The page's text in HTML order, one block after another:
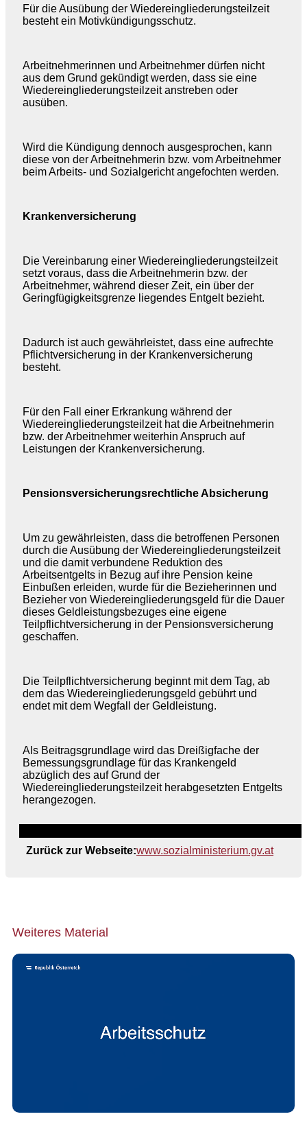
Für die Ausübung der Wiedereingliederungsteilzeit
besteht ein Motivkündigungsschutz.
Arbeitnehmerinnen und Arbeitnehmer dürfen nicht
aus dem Grund gekündigt werden, dass sie eine
Wiedereingliederungsteilzeit anstreben oder
ausüben.
Wird die Kündigung dennoch ausgesprochen, kann
diese von der Arbeitnehmerin bzw. vom Arbeitnehmer
beim Arbeits- und Sozialgericht angefochten werden.
Krankenversicherung
Die Vereinbarung einer Wiedereingliederungsteilzeit
setzt voraus, dass die Arbeitnehmerin bzw. der
Arbeitnehmer, während dieser Zeit, ein über der
Geringfügigkeitsgrenze liegendes Entgelt bezieht.
Dadurch ist auch gewährleistet, dass eine aufrechte
Pflichtversicherung in der Krankenversicherung
besteht.
Für den Fall einer Erkrankung während der
Wiedereingliederungsteilzeit hat die Arbeitnehmerin
bzw. der Arbeitnehmer weiterhin Anspruch auf
Leistungen der Krankenversicherung.
Pensionsversicherungsrechtliche Absicherung
Um zu gewährleisten, dass die betroffenen Personen
durch die Ausübung der Wiedereingliederungsteilzeit
und die damit verbundene Reduktion des
Arbeitsentgelts in Bezug auf ihre Pension keine
Einbußen erleiden, wurde für die Bezieherinnen und
Bezieher von Wiedereingliederungsgeld für die Dauer
dieses Geldleistungsbezuges eine eigene
Teilpflichtversicherung in der Pensionsversicherung
geschaffen.
Die Teilpflichtversicherung beginnt mit dem Tag, ab
dem das Wiedereingliederungsgeld gebührt und
endet mit dem Wegfall der Geldleistung.
Als Beitragsgrundlage wird das Dreißigfache der
Bemessungsgrundlage für das Krankengeld
abzüglich des auf Grund der
Wiedereingliederungsteilzeit herabgesetzten Entgelts
herangezogen.
Zurück zur Webseite:www.sozialministerium.gv.at
Weiteres Material